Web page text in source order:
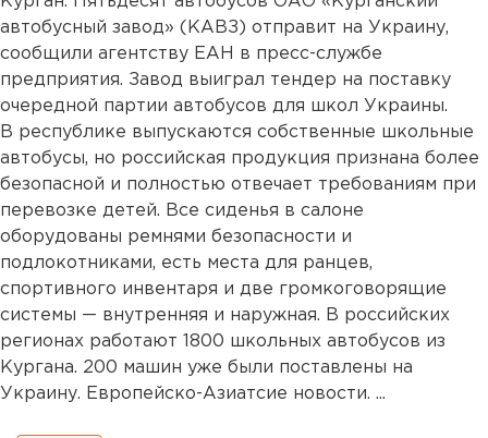
автобусный завод» (КАВЗ) отправит на Украину,
сообщили агентству ЕАН в пресс-службе
предприятия. Завод выиграл тендер на поставку
очередной партии автобусов для школ Украины.
В республике выпускаются собственные школьные
автобусы, но российская продукция признана более
безопасной и полностью отвечает требованиям при
перевозке детей. Все сиденья в салоне
оборудованы ремнями безопасности и
подлокотниками, есть места для ранцев,
спортивного инвентаря и две громкоговорящие
системы — внутренняя и наружная. В российских
регионах работают 1800 школьных автобусов из
Кургана. 200 машин уже были поставлены на
Украину. Европейско-Азиатсие новости. ...